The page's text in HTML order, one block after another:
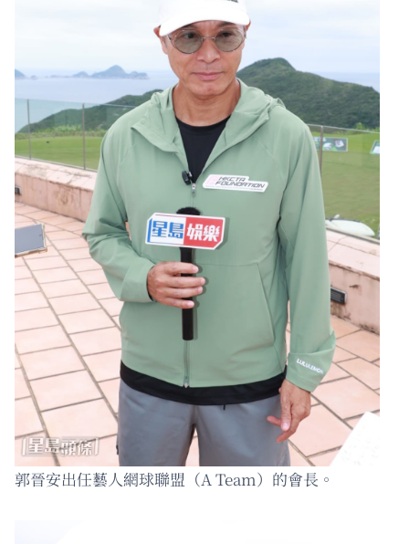
郭晉安出任藝人網球聯盟（A Team）的會長。